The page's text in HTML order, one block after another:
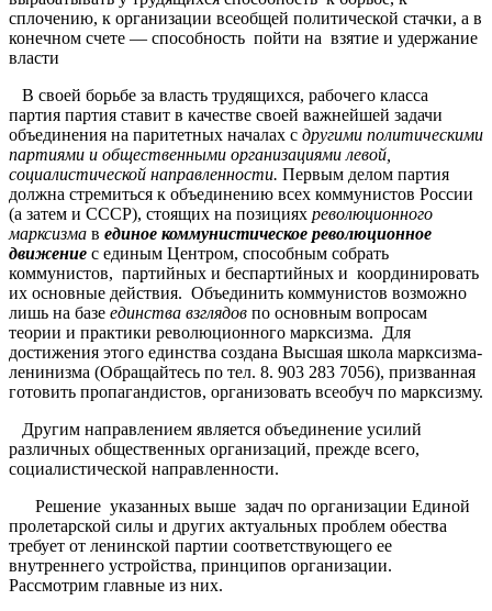
сплочению, к организации всеобщей политической стачки, а в
конечном счете — способность пойти на взятие и удержание
власти
В своей борьбе за власть трудящихся, рабочего класса
партия партия ставит в качестве своей важнейшей задачи
объединения на паритетных началах с другими политическими
партиями и общественными организациями левой,
социалистической направленности. Первым делом партия
должна стремиться к объединению всех коммунистов России
(а затем и СССР), стоящих на позициях революционного
марксизма в единое коммунистическое революционное
движение с единым Центром, способным собрать
коммунистов, партийных и беспартийных и координировать
их основные действия. Объединить коммунистов возможно
лишь на базе единства взглядов по основным вопросам
теории и практики революционного марксизма. Для
достижения этого единства создана Высшая школа марксизма-
ленинизма (Обращайтесь по тел. 8. 903 283 7056), призванная
готовить пропагандистов, организовать всеобуч по марксизму.
Другим направлением является объединение усилий
различных общественных организаций, прежде всего,
социалистической направленности.
Решение указанных выше задач по организации Единой
пролетарской силы и других актуальных проблем обества
требует от ленинской партии соответствующего ее
внутреннего устройства, принципов организации.
Рассмотрим главные из них.